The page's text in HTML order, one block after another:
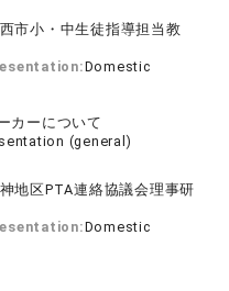
市小・中生徒指導担当教
Domestic
カーについて
(general)
地区PTA連絡協議会理事研
Domestic